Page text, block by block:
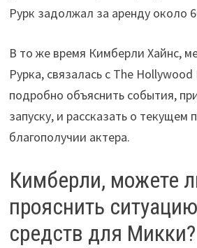
Рурк задолжал за аренду около
В то же время Кимберли Хайнс,
Рурка, связалась с The
подробно объяснить события,
запуску, и рассказать о текущем
благополучии актера.
Кимберли, можете
прояснить
средств для Микки?